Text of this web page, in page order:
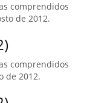
comprendidos
de 2012.
comprendidos
de 2012.